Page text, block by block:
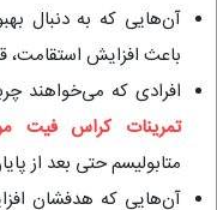
آن‌هایی که به دنبال
باعث افزایش
افرادی که می‌خواهند
تمرینات کراس فیت
متابولیسم حتی بعد از
آن‌هایی که هدفشان